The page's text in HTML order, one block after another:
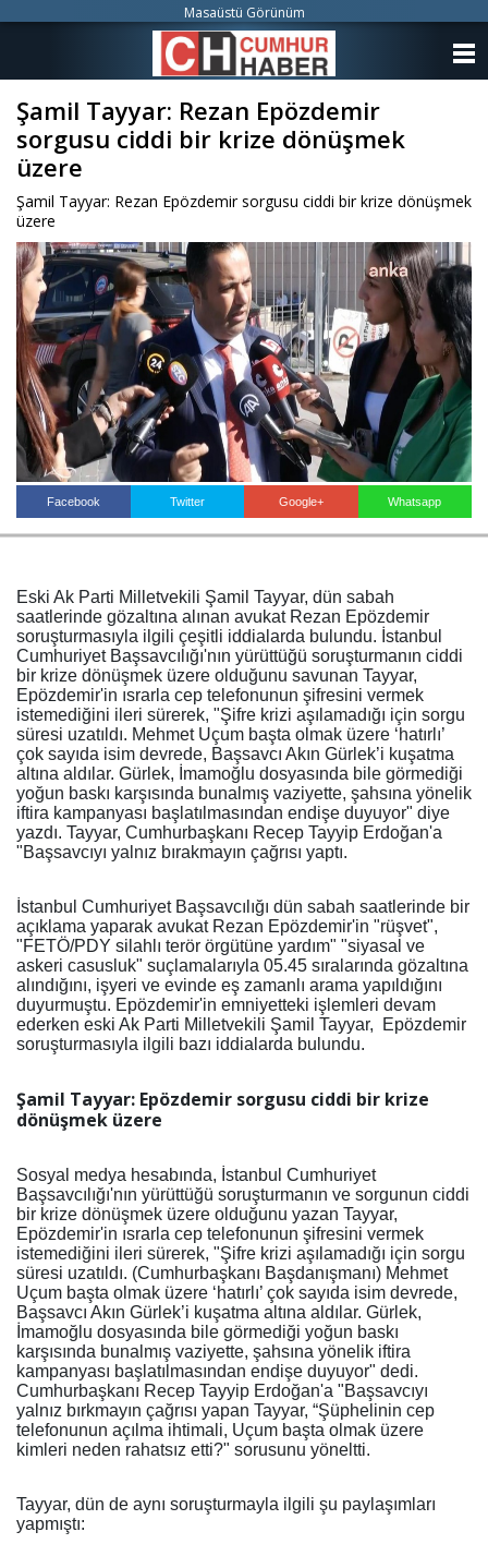
Şamil Tayyar: Rezan Epözdemir
sorgusu ciddi bir krize dönüşmek
üzere
Şamil Tayyar: Rezan Epözdemir sorgusu ciddi bir krize dönüşmek
üzere
Facebook Twitter Google+ Whatsapp
Eski Ak Parti Milletvekili Şamil Tayyar, dün sabah
saatlerinde gözaltına alınan avukat Rezan Epözdemir
soruşturmasıyla ilgili çeşitli iddialarda bulundu. İstanbul
Cumhuriyet Başsavcılığı'nın yürüttüğü soruşturmanın ciddi
bir krize dönüşmek üzere olduğunu savunan Tayyar,
Epözdemir'in ısrarla cep telefonunun şifresini vermek
istemediğini ileri sürerek, "Şifre krizi aşılamadığı için sorgu
süresi uzatıldı. Mehmet Uçum başta olmak üzere ‘hatırlı’
çok sayıda isim devrede, Başsavcı Akın Gürlek’i kuşatma
altına aldılar. Gürlek, İmamoğlu dosyasında bile görmediği
yoğun baskı karşısında bunalmış vaziyette, şahsına yönelik
iftira kampanyası başlatılmasından endişe duyuyor" diye
yazdı. Tayyar, Cumhurbaşkanı Recep Tayyip Erdoğan'a
"Başsavcıyı yalnız bırakmayın çağrısı yaptı.
İstanbul Cumhuriyet Başsavcılığı dün sabah saatlerinde bir
açıklama yaparak avukat Rezan Epözdemir'in "rüşvet",
"FETÖ/PDY silahlı terör örgütüne yardım" "siyasal ve
askeri casusluk" suçlamalarıyla 05.45 sıralarında gözaltına
alındığını, işyeri ve evinde eş zamanlı arama yapıldığını
duyurmuştu. Epözdemir'in emniyetteki işlemleri devam
ederken eski Ak Parti Milletvekili Şamil Tayyar, Epözdemir
soruşturmasıyla ilgili bazı iddialarda bulundu.
Şamil Tayyar: Epözdemir sorgusu ciddi bir krize
dönüşmek üzere
Sosyal medya hesabında, İstanbul Cumhuriyet
Başsavcılığı'nın yürüttüğü soruşturmanın ve sorgunun ciddi
bir krize dönüşmek üzere olduğunu yazan Tayyar,
Epözdemir'in ısrarla cep telefonunun şifresini vermek
istemediğini ileri sürerek, "Şifre krizi aşılamadığı için sorgu
süresi uzatıldı. (Cumhurbaşkanı Başdanışmanı) Mehmet
Uçum başta olmak üzere ‘hatırlı’ çok sayıda isim devrede,
Başsavcı Akın Gürlek’i kuşatma altına aldılar. Gürlek,
İmamoğlu dosyasında bile görmediği yoğun baskı
karşısında bunalmış vaziyette, şahsına yönelik iftira
kampanyası başlatılmasından endişe duyuyor" dedi.
Cumhurbaşkanı Recep Tayyip Erdoğan'a "Başsavcıyı
yalnız bırkmayın çağrısı yapan Tayyar, “Şüphelinin cep
telefonunun açılma ihtimali, Uçum başta olmak üzere
kimleri neden rahatsız etti?" sorusunu yöneltti.
Tayyar, dün de aynı soruşturmayla ilgili şu paylaşımları
yapmıştı:
Masaüstü Görünüm
KATEGORİLER
YAZARLAR
ANKETLER
FOTO GALERİ
VİDEO GALERİ
KÜNYE
İLETİŞİM